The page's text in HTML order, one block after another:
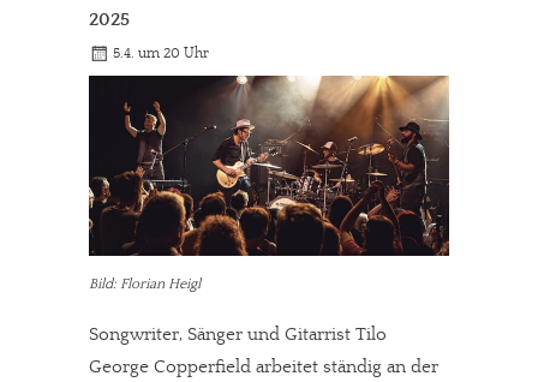
2025
5.4. um 20 Uhr
Bild: Florian Heigl
Songwriter, Sänger und Gitarrist Tilo
George Copperfield arbeitet ständig an der